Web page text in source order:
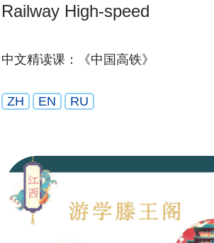
Railway High-speed
中文精读课：《中国高铁》
ZH EN RU